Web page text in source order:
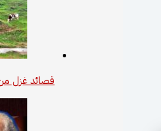
قصائد غزل